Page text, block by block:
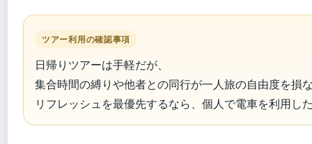
ツアー利用の確認事項
日帰りツアーは手軽だが、
集合時間の縛りや他者との同行が一人旅の自由度を損
リフレッシュを最優先するなら、個人で電車を利用し